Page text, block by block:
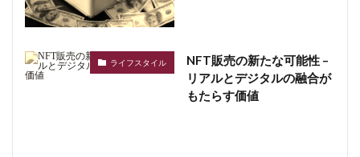
ライフスタイル
NFT販売の新たな可能性 –
リアルとデジタルの融合が
もたらす価値